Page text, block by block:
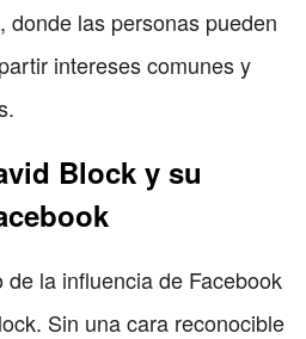
donde las personas pueden
intereses comunes y
Block y su
la influencia de Facebook
Sin una cara reconocible